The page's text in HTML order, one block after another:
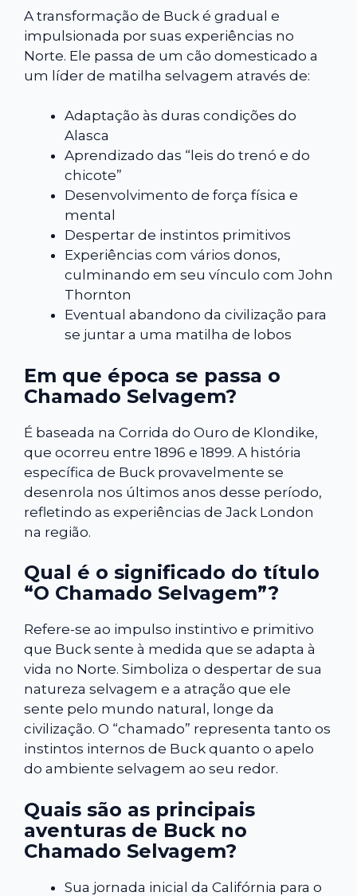
A transformação de Buck é gradual e
impulsionada por suas experiências no
Norte. Ele passa de um cão domesticado a
um líder de matilha selvagem através de:
Adaptação às duras condições do
Alasca
Aprendizado das “leis do trenó e do
chicote”
Desenvolvimento de força física e
mental
Despertar de instintos primitivos
Experiências com vários donos,
culminando em seu vínculo com John
Thornton
Eventual abandono da civilização para
se juntar a uma matilha de lobos
Em que época se passa o
Chamado Selvagem?
É baseada na Corrida do Ouro de Klondike,
que ocorreu entre 1896 e 1899. A história
específica de Buck provavelmente se
desenrola nos últimos anos desse período,
refletindo as experiências de Jack London
na região.
Qual é o significado do título
“O Chamado Selvagem”?
Refere-se ao impulso instintivo e primitivo
que Buck sente à medida que se adapta à
vida no Norte. Simboliza o despertar de sua
natureza selvagem e a atração que ele
sente pelo mundo natural, longe da
civilização. O “chamado” representa tanto os
instintos internos de Buck quanto o apelo
do ambiente selvagem ao seu redor.
Quais são as principais
aventuras de Buck no
Chamado Selvagem?
Sua jornada inicial da Califórnia para o